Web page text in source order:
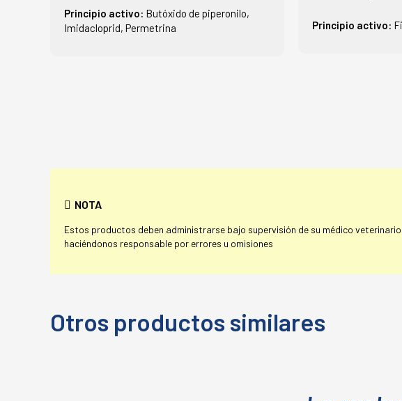
Principio activo: Butóxido de piperonilo,
Imidacloprid, Permetrina
Principio activo:
NOTA
Estos productos deben administrarse bajo supervisión de su médico
haciéndonos responsable por errores u omisiones
Otros productos similares